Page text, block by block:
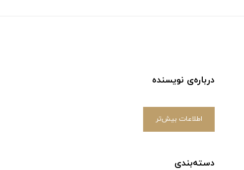
درباره‌ی نویسنده
اطلاعات بیش‌تر
دسته‌بندی